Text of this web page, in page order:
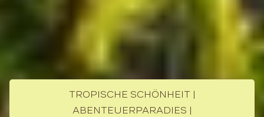
TROPISCHE SCHÖNHEIT |
ABENTEUERPARADIES |